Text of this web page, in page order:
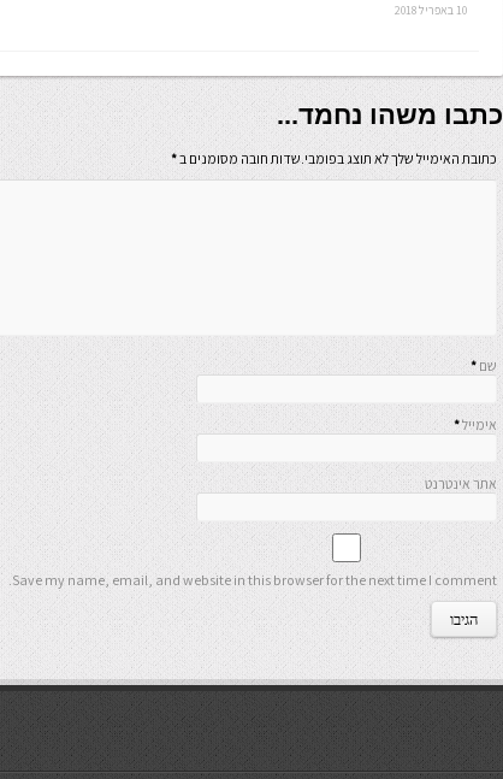
10 באפריל 2018
כתבו משהו נחמד...
כתובת האימייל שלך לא תוצג בפומבי.שדות חובה מסומנים ב*
שם *
אימייל*
אתר אינטרנט
Save my name, email, and website in this browser for the next time I comment.